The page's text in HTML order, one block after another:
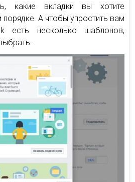
какие вкладки вы хотите
порядке. А чтобы упростить вам
есть несколько шаблонов,